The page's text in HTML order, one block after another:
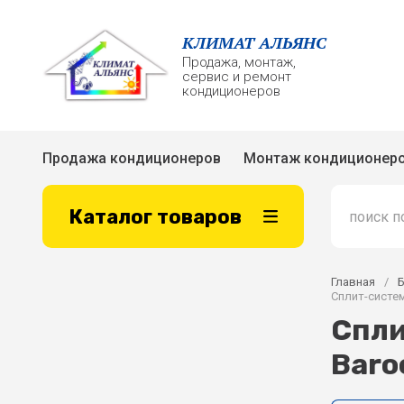
КЛИМАТ АЛЬЯНС
Продажа, монтаж,
сервис и ремонт
кондиционеров
Продажа кондиционеров Монтаж
Каталог товаров
Главная /
Сплит-